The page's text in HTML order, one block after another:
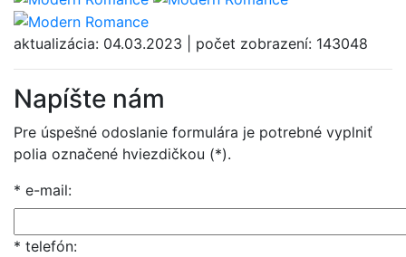
aktualizácia: 04.03.2023 | počet zobrazení: 143048
Napíšte nám
Pre úspešné odoslanie formulára je potrebné vyplniť
polia označené hviezdičkou (*).
* e-mail:
* telefón: